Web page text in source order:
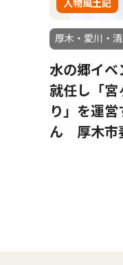
人物風土記
厚木・愛川・清
水の郷イベ
就任し「宮
り」を運
ん 厚木市